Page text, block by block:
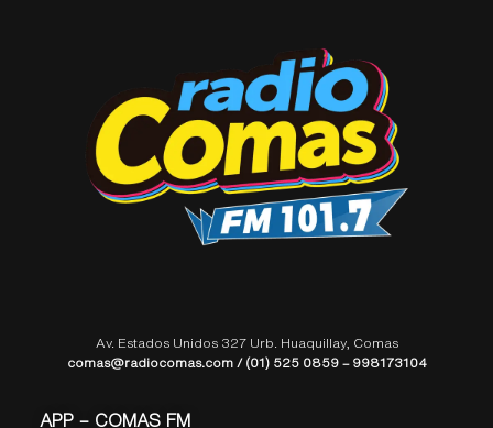
Av. Estados Unidos 327 Urb. Huaquillay, Comas
comas@radiocomas.com / (01) 525 0859 – 998173104
APP – COMAS FM